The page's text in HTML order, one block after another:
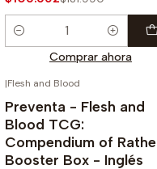
Cantidad
Comprar ahora
-15%
|Flesh and Blood
Preventa - Flesh and
Blood TCG:
Compendium of Rathe
Booster Box - Inglés